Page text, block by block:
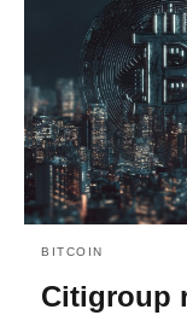
BITCOIN
Citigroup